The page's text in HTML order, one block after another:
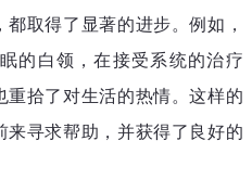
取得了显著的进步。例如，
的白领，在接受系统的治疗
重拾了对生活的热情。这样的
来寻求帮助，并获得了良好的